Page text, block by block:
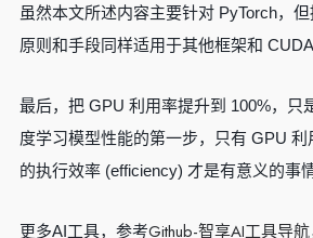
虽然本文所述内容主要针对 PyTorch，
原则和手段同样适用于其他框架和 CUDA
最后，把 GPU 利用率提升到 100%，只
度学习模型性能的第一步，只有 GPU
的执行效率 (efficiency) 才是有意义的事情
更多AI工具，参考Github-智享AI工具导航